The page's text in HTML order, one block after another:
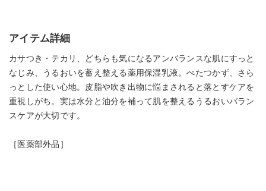
アイテム詳細
カサつき・テカリ、どちらも気になるアンバランスな肌にすっと
なじみ、うるおいを蓄え整える薬用保湿乳液。べたつかず、さら
っとした使い心地。​皮脂や吹き出物に悩まされると落とすケアを
重視しがち。実は水分と油分を補って肌を整えるうるおいバラン
スケアが大切です。
［医薬部外品］